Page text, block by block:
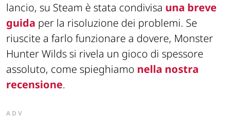
lancio, su Steam è stata condivisa una breve
guida per la risoluzione dei problemi. Se
riuscite a farlo funzionare a dovere, Monster
Hunter Wilds si rivela un gioco di spessore
assoluto, come spieghiamo nella nostra
recensione.
ADV